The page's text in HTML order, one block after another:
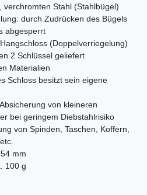
verchromten Stahl (Stahlbügel)
durch Zudrücken des Bügels
abgesperrt
(Doppelverriegelung)
2 Schlüssel geliefert
Materialien
Schloss besitzt sein eigene
von kleineren
bei geringem Diebstahlrisiko
von Spinden, Taschen, Koffern,
mm
100 g